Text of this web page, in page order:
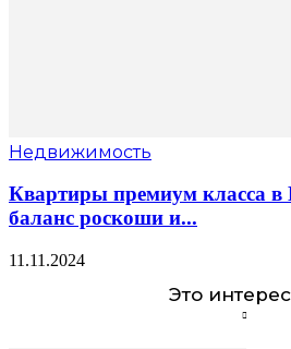
Недвижимость
Квартиры премиум класса
баланс роскоши и...
11.11.2024
Это